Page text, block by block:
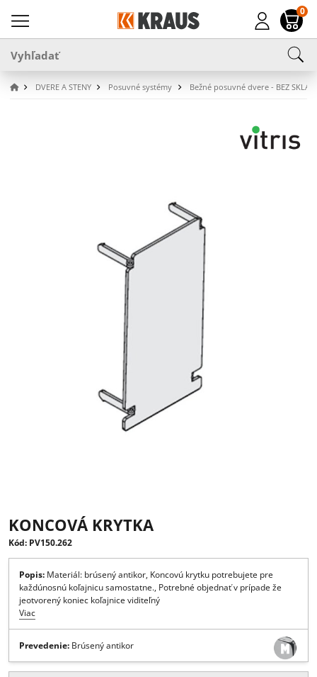
0
DVERE A STENY Posuvné systémy Bežné posuvné dvere - BEZ SKLA
KONCOVÁ KRYTKA
Kód: PV150.262
Materiál: brúsený antikor, Koncovú krytku potrebujete pre
každúnosnú koľajnicu samostatne., Potrebné objednať v prípade že
jeotvorený koniec koľajnice viditeľný